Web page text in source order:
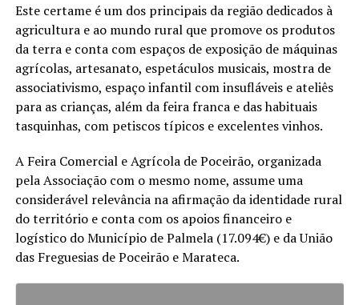
Este certame é um dos principais da região dedicados à
agricultura e ao mundo rural que promove os produtos
da terra e conta com espaços de exposição de máquinas
agrícolas, artesanato, espetáculos musicais, mostra de
associativismo, espaço infantil com insufláveis e ateliês
para as crianças, além da feira franca e das habituais
tasquinhas, com petiscos típicos e excelentes vinhos.
A Feira Comercial e Agrícola de Poceirão, organizada
pela Associação com o mesmo nome, assume uma
considerável relevância na afirmação da identidade rural
do território e conta com os apoios financeiro e
logístico do Município de Palmela (17.094€) e da União
das Freguesias de Poceirão e Marateca.